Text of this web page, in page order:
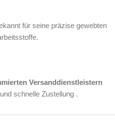
für seine präzise gewebten
Versanddienstleistern
schnelle Zustellung .